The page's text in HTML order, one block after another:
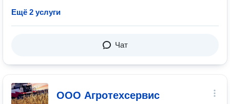
Ещё 2 услуги
Чат
ООО Агротехсервис